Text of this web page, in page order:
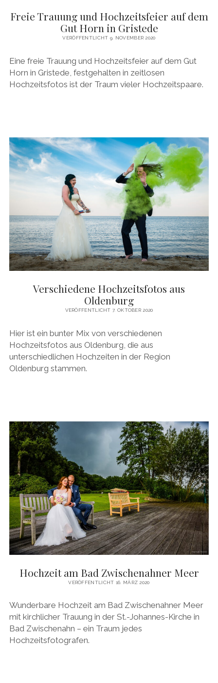
Freie Trauung und Hochzeitsfeier auf dem
Gut Horn in Gristede
VERÖFFENTLICHT 9. NOVEMBER 2020
Eine freie Trauung und Hochzeitsfeier auf dem Gut
Horn in Gristede, festgehalten in zeitlosen
Hochzeitsfotos ist der Traum vieler Hochzeitspaare.
Verschiedene Hochzeitsfotos aus
Oldenburg
VERÖFFENTLICHT 7. OKTOBER 2020
Hier ist ein bunter Mix von verschiedenen
Hochzeitsfotos aus Oldenburg, die aus
unterschiedlichen Hochzeiten in der Region
Oldenburg stammen.
Hochzeit am Bad Zwischenahner Meer
VERÖFFENTLICHT 16. MÄRZ 2020
Wunderbare Hochzeit am Bad Zwischenahner Meer
mit kirchlicher Trauung in der St.-Johannes-Kirche in
Bad Zwischenahn – ein Traum jedes
Hochzeitsfotografen.